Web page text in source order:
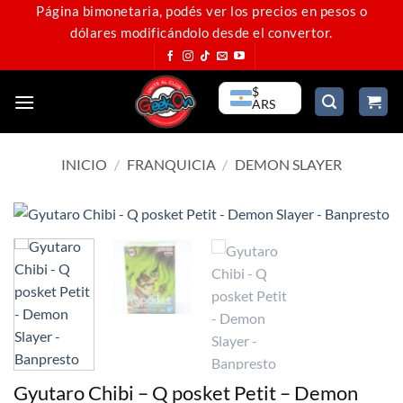
Página bimonetaria, podés ver los precios en pesos o
dólares modificándolo desde el convertor.
$
ARS
INICIO / FRANQUICIA / DEMON SLAYER
Gyutaro Chibi – Q posket Petit – Demon